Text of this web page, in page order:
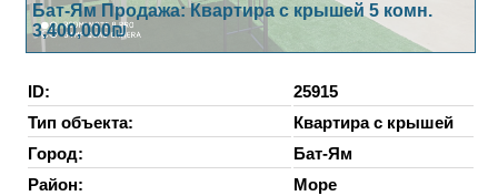
Бат-Ям Продажа: Квартира с крышей 5 комн.
3,400,000₪
ID:
25915
Тип объекта:
Квартира с крышей
Город:
Бат-Ям
Район:
Море